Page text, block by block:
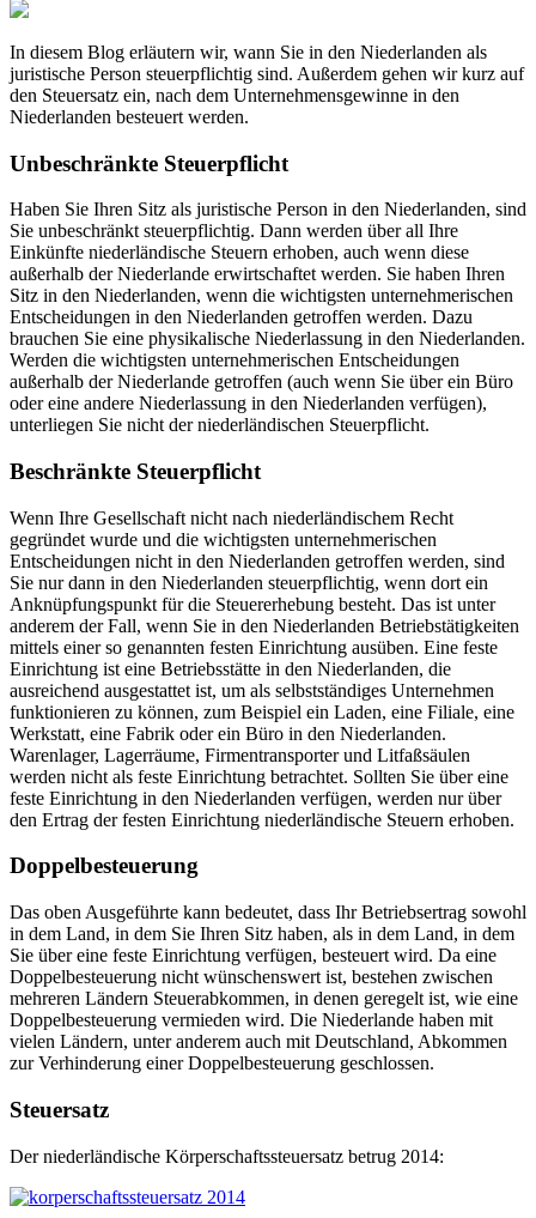
In diesem Blog erläutern wir, wann Sie in den Niederlanden als
juristische Person steuerpflichtig sind. Außerdem gehen wir kurz auf
den Steuersatz ein, nach dem Unternehmensgewinne in den
Niederlanden besteuert werden.
Unbeschränkte Steuerpflicht
Haben Sie Ihren Sitz als juristische Person in den Niederlanden, sind
Sie unbeschränkt steuerpflichtig. Dann werden über all Ihre
Einkünfte niederländische Steuern erhoben, auch wenn diese
außerhalb der Niederlande erwirtschaftet werden. Sie haben Ihren
Sitz in den Niederlanden, wenn die wichtigsten unternehmerischen
Entscheidungen in den Niederlanden getroffen werden. Dazu
brauchen Sie eine physikalische Niederlassung in den Niederlanden.
Werden die wichtigsten unternehmerischen Entscheidungen
außerhalb der Niederlande getroffen (auch wenn Sie über ein Büro
oder eine andere Niederlassung in den Niederlanden verfügen),
unterliegen Sie nicht der niederländischen Steuerpflicht.
Beschränkte Steuerpflicht
Wenn Ihre Gesellschaft nicht nach niederländischem Recht
gegründet wurde und die wichtigsten unternehmerischen
Entscheidungen nicht in den Niederlanden getroffen werden, sind
Sie nur dann in den Niederlanden steuerpflichtig, wenn dort ein
Anknüpfungspunkt für die Steuererhebung besteht. Das ist unter
anderem der Fall, wenn Sie in den Niederlanden Betriebstätigkeiten
mittels einer so genannten festen Einrichtung ausüben. Eine feste
Einrichtung ist eine Betriebsstätte in den Niederlanden, die
ausreichend ausgestattet ist, um als selbstständiges Unternehmen
funktionieren zu können, zum Beispiel ein Laden, eine Filiale, eine
Werkstatt, eine Fabrik oder ein Büro in den Niederlanden.
Warenlager, Lagerräume, Firmentransporter und Litfaßsäulen
werden nicht als feste Einrichtung betrachtet. Sollten Sie über eine
feste Einrichtung in den Niederlanden verfügen, werden nur über
den Ertrag der festen Einrichtung niederländische Steuern erhoben.
Doppelbesteuerung
Das oben Ausgeführte kann bedeutet, dass Ihr Betriebsertrag sowohl
in dem Land, in dem Sie Ihren Sitz haben, als in dem Land, in dem
Sie über eine feste Einrichtung verfügen, besteuert wird. Da eine
Doppelbesteuerung nicht wünschenswert ist, bestehen zwischen
mehreren Ländern Steuerabkommen, in denen geregelt ist, wie eine
Doppelbesteuerung vermieden wird. Die Niederlande haben mit
vielen Ländern, unter anderem auch mit Deutschland, Abkommen
zur Verhinderung einer Doppelbesteuerung geschlossen.
Steuersatz
Der niederländische Körperschaftssteuersatz betrug 2014: